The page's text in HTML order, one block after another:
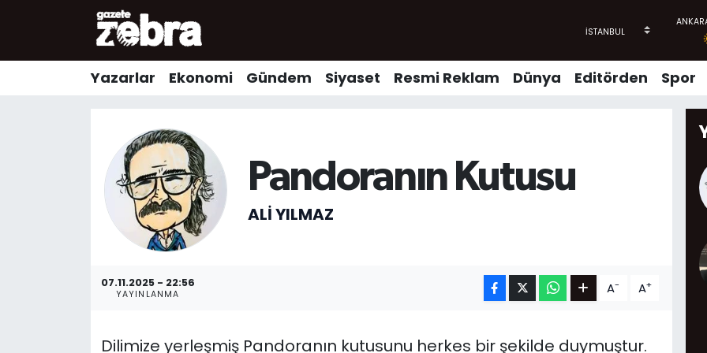
Yazarlar Ekonomi Gündem Siyaset Resmi Reklam Dünya Editörden Spor
Pandoranın Kutusu
ALI YILMAZ
07.11.2025 - 22:56
YAYINLANMA A- A+
Dilimize yerleşmiş Pandoranın kutusunu herkes bir şekilde duymuştur.
Yazarlar
Kültür-Sanat
Nöbetçi Eczaneler
Trafik Durumu
Süper Lig Puan Durumu ve Fikstür
Tüm Manşetler
Haber Arşivi